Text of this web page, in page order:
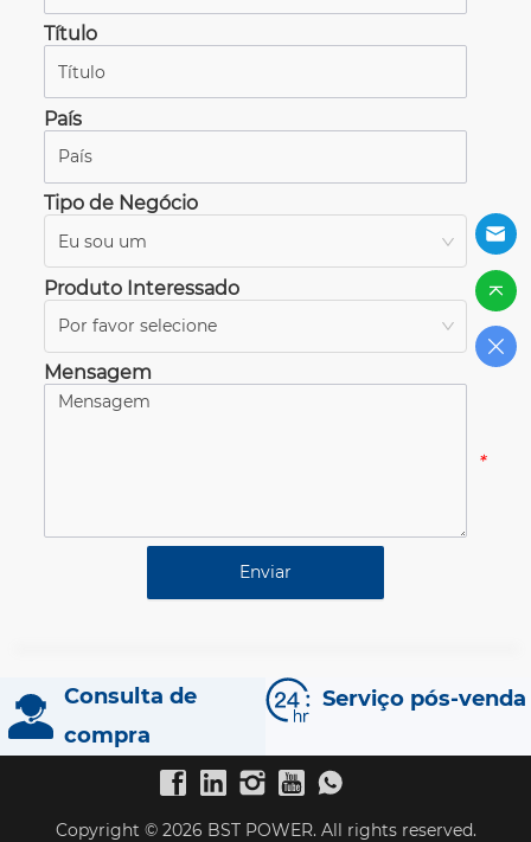
Título
País
Tipo de Negócio
Eu sou um *
Produto Interessado
Por favor selecione *
Mensagem
*
Enviar
Consulta de
compra
Serviço pós-venda
Copyright © 2026 BST POWER. All rights reserved.